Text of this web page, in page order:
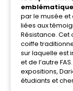
par le musée et
liées aux
Résistance. Cet
coiffe
sur laquelle est
et de l’autre
expositions,
étudiants et